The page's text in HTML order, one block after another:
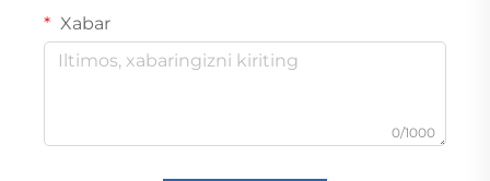
Xabar
0/1000